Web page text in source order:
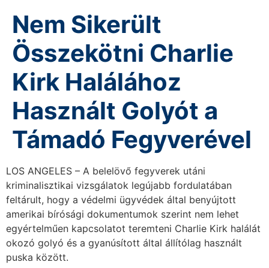
Nem Sikerült
Összekötni Charlie
Kirk Halálához
Használt Golyót a
Támadó Fegyverével
LOS ANGELES – A belelövő fegyverek utáni
kriminalisztikai vizsgálatok legújabb fordulatában
feltárult, hogy a védelmi ügyvédek által benyújtott
amerikai bírósági dokumentumok szerint nem lehet
egyértelműen kapcsolatot teremteni Charlie Kirk halálát
okozó golyó és a gyanúsított által állítólag használt
puska között.